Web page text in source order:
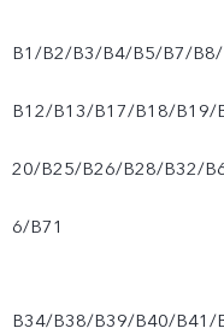
B1/B2/B3/B4/B5/B7/B8/
B12/B13/B17/B18/B19/
20/B25/B26/B28/B32/
6/B71
B34/B38/B39/B40/B41/